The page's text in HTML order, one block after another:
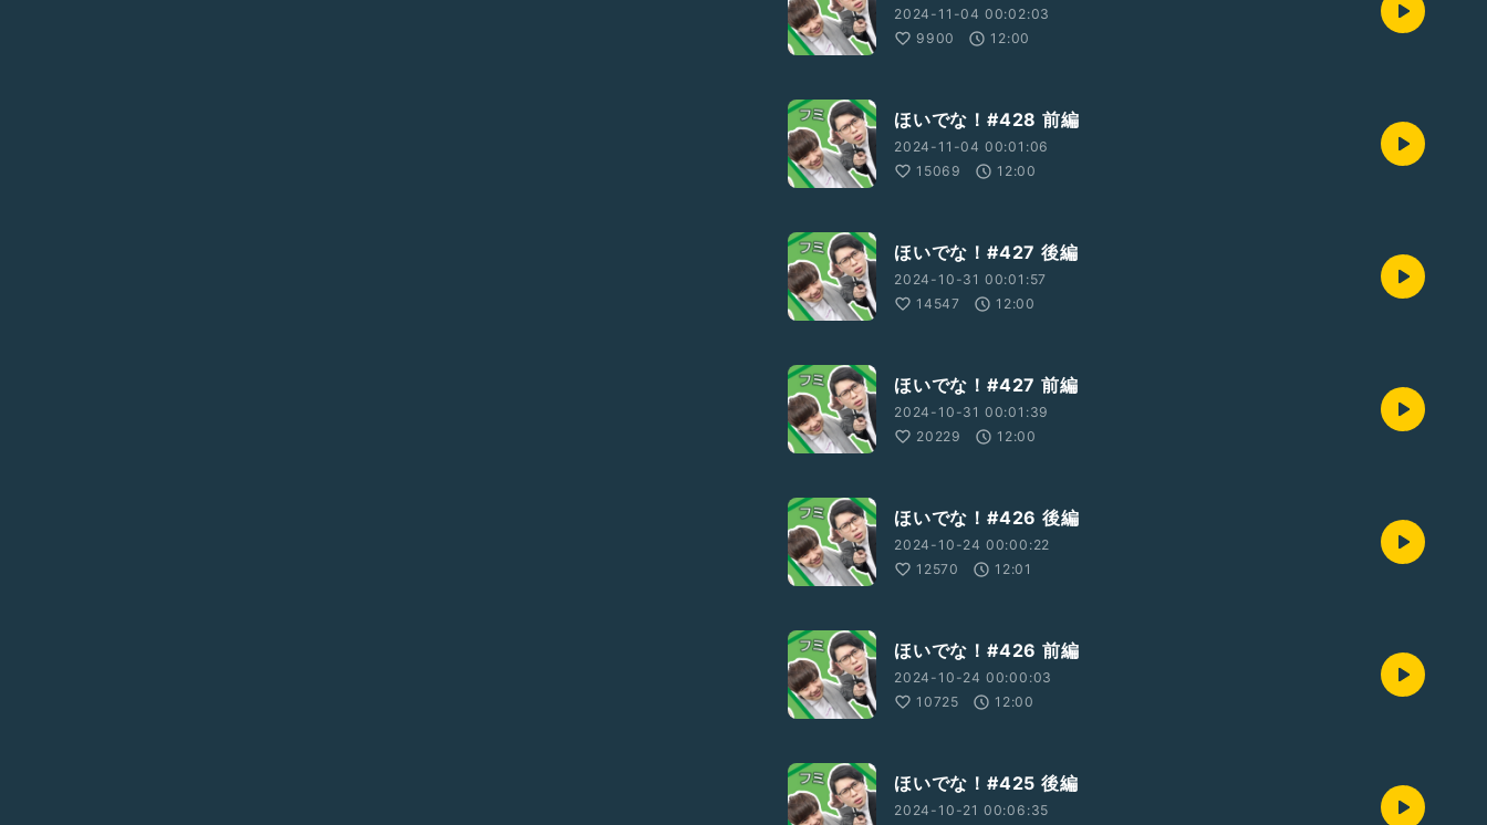
2024-11-04 00:02:03
9900
12:00
ほいでな！#428 前編
2024-11-04 00:01:06
15069
12:00
ほいでな！#427 後編
2024-10-31 00:01:57
14547
12:00
ほいでな！#427 前編
2024-10-31 00:01:39
20229
12:00
ほいでな！#426 後編
2024-10-24 00:00:22
12570
12:01
ほいでな！#426 前編
2024-10-24 00:00:03
10725
12:00
ほいでな！#425 後編
2024-10-21 00:06:35